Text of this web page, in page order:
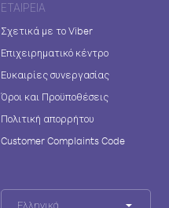
ΕΤΑΙΡΕΊΑ
Σχετικά με το Viber
Επιχειρηματικό κέντρο
Ευκαιρίες συνεργασίας
Όροι και Προϋποθέσεις
Πολιτική απορρήτου
Customer Complaints Code
Ελληνικά